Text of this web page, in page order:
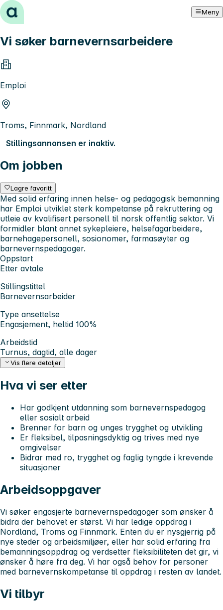
Hopp til innhold Meny
Vi søker barnevernsarbeidere
Emploi
Troms, Finnmark, Nordland
Stillingsannonsen er inaktiv.
Om jobben
Lagre favoritt
Med solid erfaring innen helse- og pedagogisk bemanning
har Emploi utviklet sterk kompetanse på rekruttering og
utleie av kvalifisert personell til norsk offentlig sektor. Vi
formidler blant annet sykepleiere, helsefagarbeidere,
barnehagepersonell, sosionomer, farmasøyter og
barnevernspedagoger.
Oppstart
Etter avtale
Stillingstittel
Barnevernsarbeider
Type ansettelse
Engasjement, heltid 100%
Arbeidstid
Turnus, dagtid, alle dager
Vis flere detaljer
Hva vi ser etter
Har godkjent utdanning som barnevernspedagog
eller sosialt arbeid
Brenner for barn og unges trygghet og utvikling
Er fleksibel, tilpasningsdyktig og trives med nye
omgivelser
Bidrar med ro, trygghet og faglig tyngde i krevende
situasjoner
Arbeidsoppgaver
Vi søker engasjerte barnevernspedagoger som ønsker å
bidra der behovet er størst. Vi har ledige oppdrag i
Nordland, Troms og Finnmark. Enten du er nysgjerrig på
nye steder og arbeidsmiljøer, eller har solid erfaring fra
bemanningsoppdrag og verdsetter fleksibiliteten det gir, vi
ønsker å høre fra deg. Vi har også behov for personer
med barnevernskompetanse til oppdrag i resten av landet.
Vi tilbyr